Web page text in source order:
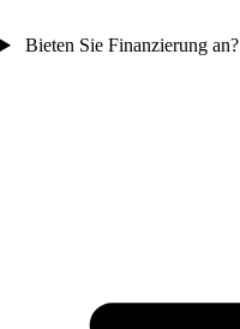
Bieten Sie Finanzierung an?